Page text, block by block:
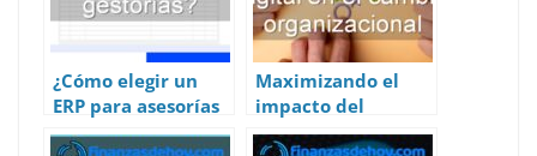
p k
¿Cómo elegir un
ERP para asesorías
y gestorías?
Maximizando el
impacto del
marketing digital